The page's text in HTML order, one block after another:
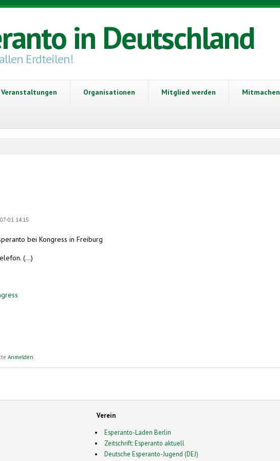
in Deutschland
Erdteilen!
Veranstaltungen Organisationen Mitglied werden Mitmachen
01 14:15
bei Kongress in Freiburg
(...)
Anmelden.
Verein
Esperanto-Laden Berlin
Zeitschrift: Esperanto aktuell
Deutsche Esperanto-Jugend (DEJ)